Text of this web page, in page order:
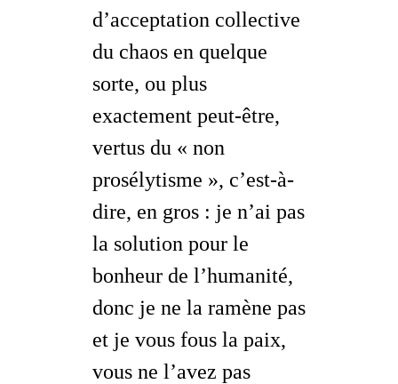
d’acceptation collective
du chaos en quelque
sorte, ou plus
exactement peut-être,
vertus du « non
prosélytisme », c’est-à-
dire, en gros : je n’ai pas
la solution pour le
bonheur de l’humanité,
donc je ne la ramène pas
et je vous fous la paix,
vous ne l’avez pas